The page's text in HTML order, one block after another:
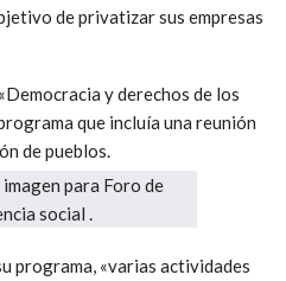
de privatizar sus empresas
y derechos de los
que incluía una reunión
de pueblos.
programa, «varias actividades